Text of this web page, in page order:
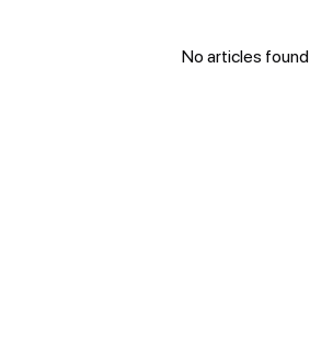
No articles found